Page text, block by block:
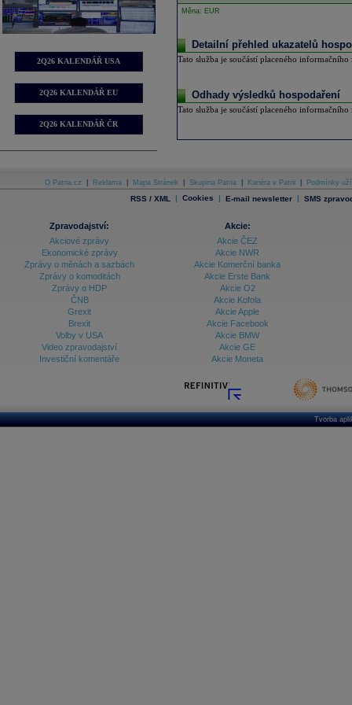
2Q26 KALENDÁŘ USA
2Q26 KALENDÁŘ EU
2Q26 KALENDÁŘ ČR
Měna: EUR
Detailní přehled ukazatelů
Tato služba je součástí placeného
Odhady výsledků hospodaření
Tato služba je součástí placeného
O Patria.cz Reklama Mapa Stránek Skupina Patria Kariéra v Patrii Podmínky
RSS / XML | Cookies | E-mail newsletter | SMS
Zpravodajství:
Akciové zprávy
Ekonomické zprávy
Zprávy o měnách a sazbách
Zprávy o komoditách
Zprávy o HDP
ČNB
Grexit
Brexit
Volby v USA
Video zpravodajství
Investiční komentáře
Akcie:
Akcie ČEZ
Akcie NWR
Akcie Komerční banka
Akcie Erste Bank
Akcie O2
Akcie Kofola
Akcie Apple
Akcie Facebook
Akcie BMW
Akcie GE
Akcie Moneta
Tvorba